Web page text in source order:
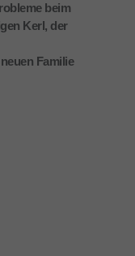
beim
Kerl, der
Familie